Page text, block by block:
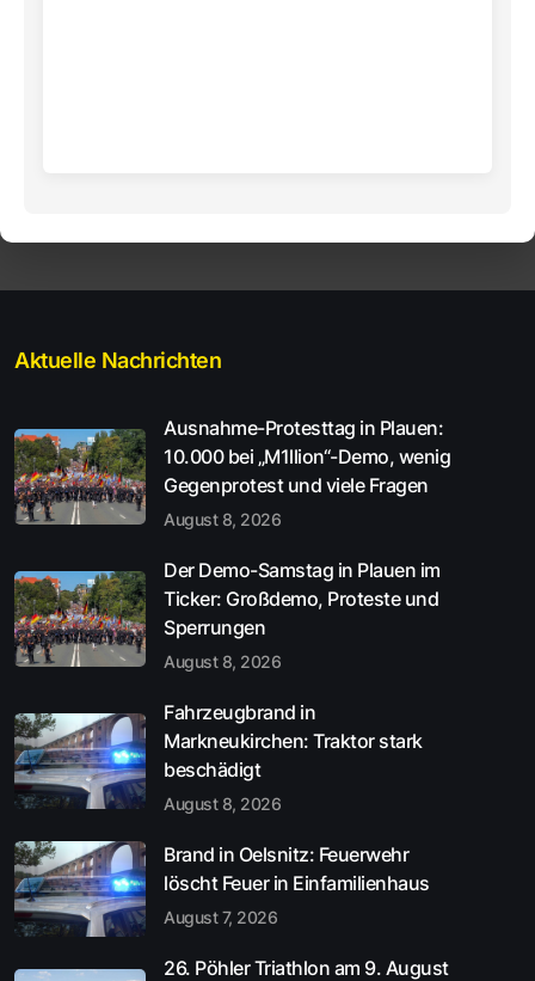
Aktuelle Nachrichten
Ausnahme-Protesttag in Plauen:
10.000 bei „M1llion“-Demo, wenig
Gegenprotest und viele Fragen
August 8, 2026
Der Demo-Samstag in Plauen im
Ticker: Großdemo, Proteste und
Sperrungen
August 8, 2026
Fahrzeugbrand in
Markneukirchen: Traktor stark
beschädigt
August 8, 2026
Brand in Oelsnitz: Feuerwehr
löscht Feuer in Einfamilienhaus
August 7, 2026
26. Pöhler Triathlon am 9. August